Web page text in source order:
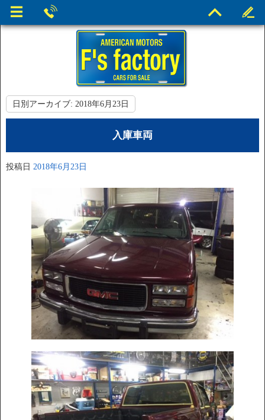
日別アーカイブ: 2018年6月23日
入庫車両
投稿日 2018年6月23日